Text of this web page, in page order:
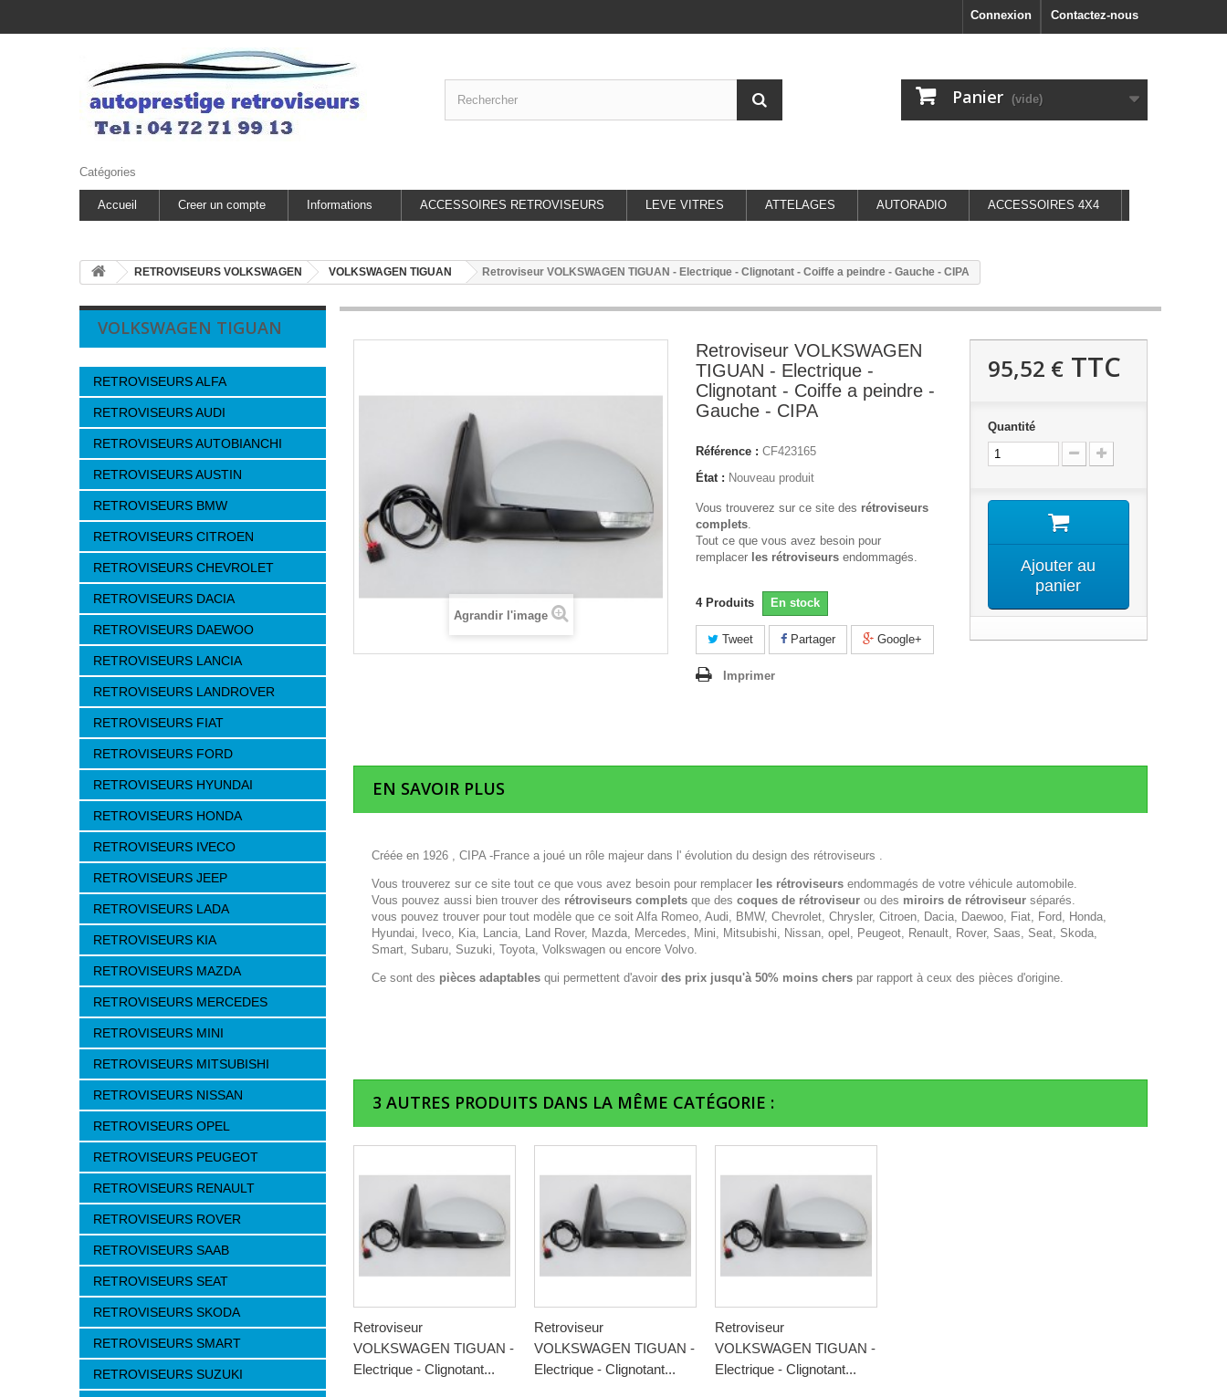
Contactez-nous
Connexion
Panier (vide)
Catégories
Accueil Creer un compte Informations ACCESSOIRES RETROVISEURS LEVE VITRES ATTELAGES AUTORADIO ACCESSOIRES 4X4
RETROVISEURS VOLKSWAGEN VOLKSWAGEN TIGUAN Retroviseur VOLKSWAGEN TIGUAN - Electrique - Clignotant - Coiffe a peindre - Gauche - CIPA
VOLKSWAGEN TIGUAN
RETROVISEURS ALFA
RETROVISEURS AUDI
RETROVISEURS AUTOBIANCHI
RETROVISEURS AUSTIN
RETROVISEURS BMW
RETROVISEURS CITROEN
RETROVISEURS CHEVROLET
RETROVISEURS DACIA
RETROVISEURS DAEWOO
RETROVISEURS LANCIA
RETROVISEURS LANDROVER
RETROVISEURS FIAT
RETROVISEURS FORD
RETROVISEURS HYUNDAI
RETROVISEURS HONDA
RETROVISEURS IVECO
RETROVISEURS JEEP
RETROVISEURS LADA
RETROVISEURS KIA
RETROVISEURS MAZDA
RETROVISEURS MERCEDES
RETROVISEURS MINI
RETROVISEURS MITSUBISHI
RETROVISEURS NISSAN
RETROVISEURS OPEL
RETROVISEURS PEUGEOT
RETROVISEURS RENAULT
RETROVISEURS ROVER
RETROVISEURS SAAB
RETROVISEURS SEAT
RETROVISEURS SKODA
RETROVISEURS SMART
RETROVISEURS SUZUKI
Agrandir l'image
Retroviseur VOLKSWAGEN
TIGUAN - Electrique -
Clignotant - Coiffe a peindre -
Gauche - CIPA
Référence : CF423165
État : Nouveau produit
Vous trouverez sur ce site des rétroviseurs
complets.
Tout ce que vous avez besoin pour
remplacer les rétroviseurs endommagés.
4 Produits En stock
Tweet Partager Google+
Imprimer
95,52 €TTC
Quantité
Ajouter au
panier
EN SAVOIR PLUS
Créée en 1926 , CIPA -France a joué un rôle majeur dans l' évolution du design des rétroviseurs .
Vous trouverez sur ce site tout ce que vous avez besoin pour remplacer les rétroviseurs endommagés de votre véhicule automobile.
Vous pouvez aussi bien trouver des rétroviseurs complets que des coques de rétroviseur ou des miroirs de rétroviseur séparés.
vous pouvez trouver pour tout modèle que ce soit Alfa Romeo, Audi, BMW, Chevrolet, Chrysler, Citroen, Dacia, Daewoo, Fiat, Ford, Honda,
Hyundai, Iveco, Kia, Lancia, Land Rover, Mazda, Mercedes, Mini, Mitsubishi, Nissan, opel, Peugeot, Renault, Rover, Saas, Seat, Skoda,
Smart, Subaru, Suzuki, Toyota, Volkswagen ou encore Volvo.
Ce sont des pièces adaptables qui permettent d'avoir des prix jusqu'à 50% moins chers par rapport à ceux des pièces d'origine.
3 AUTRES PRODUITS DANS LA MÊME CATÉGORIE :
Retroviseur
VOLKSWAGEN TIGUAN -
Electrique - Clignotant...
Retroviseur
VOLKSWAGEN TIGUAN -
Electrique - Clignotant...
Retroviseur
VOLKSWAGEN TIGUAN -
Electrique - Clignotant...